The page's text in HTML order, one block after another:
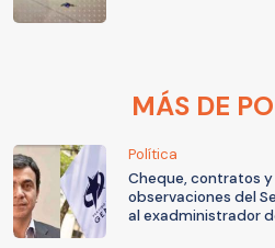
MÁS DE
Política
Cheque, contratos
observaciones del
al exadministrador